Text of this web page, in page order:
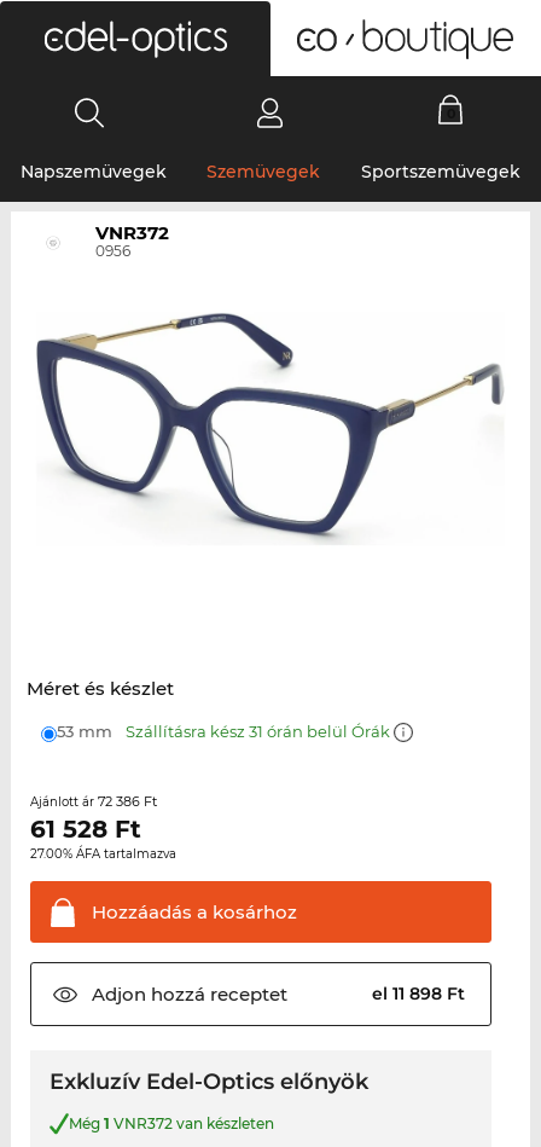
Napszemüvegek Szemüvegek Sportszemüvegek
VNR372
0956
Méret és készlet
53 mm Szállításra kész 31 órán belül Órák
Ajánlott ár 72 386 Ft
61 528Ft
27.00% ÁFA tartalmazva
Hozzáadás a kosárhoz
Adjon hozzá receptet el 11 898 Ft
Exkluzív Edel-Optics előnyök
Még 1 VNR372 van készleten